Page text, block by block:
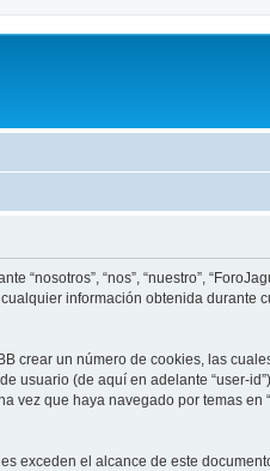
“nos”, “nuestro”,
cualquier información obtenida
crear un número de cookies, las
usuario (de aquí en adelante “user-
que haya navegado por temas
exceden el alcance de este